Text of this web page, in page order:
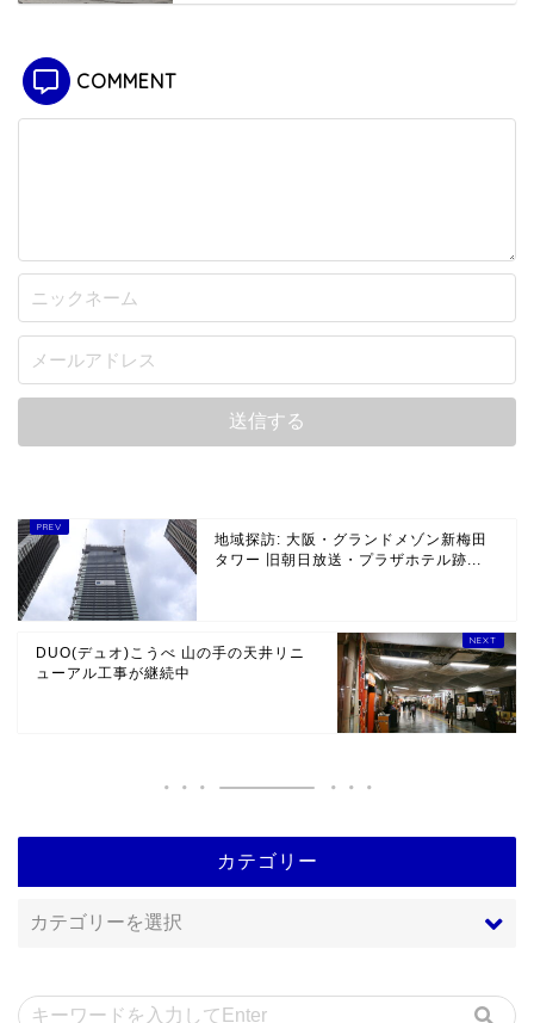
COMMENT
地域探訪: 大阪・グランドメゾン新梅田
タワー 旧朝日放送・プラザホテル跡...
DUO(デュオ)こうべ 山の手の天井リニ
ューアル工事が継続中
カテゴリー